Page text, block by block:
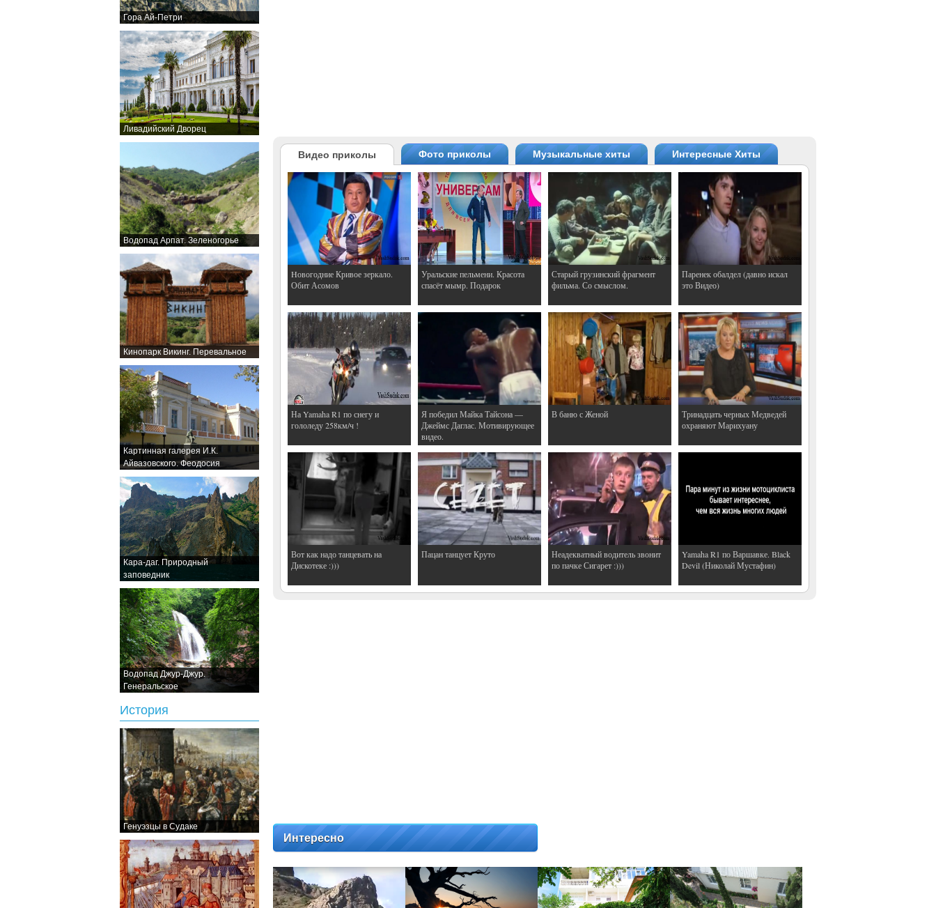
Гора Ай-Петри
Ливадийский Дворец
Водопад Арпат. Зеленогорье
Кинопарк Викинг. Перевальное
Картинная галерея И.К.
Айвазовского. Феодосия
Кара-даг. Природный
заповедник
Водопад Джур-Джур.
Генеральское
История
Генуэзцы в Судаке
Видео приколы Фото приколы Музыкальные хиты Интересные Хиты
Hовогодние Кривое зеркало.
Обит Асомов
Уральские пельмени. Красота
спасёт мымр. Подарок
Старый грузинский фрагмент
фильма. Со смыслом.
Паренек обалдел (давно искал
это Видео)
На Yamaha R1 по снегу и
гололеду 258км/ч !
Я победил Майка Тайсона —
Джеймс Даглас. Мотивирующее
видео.
В баню с Женой
Тринадцать черных Медведей
охраняют Марихуану
Вот как надо танцевать на
Дискотеке :)))
Пацан танцует Круто
Неадекватный водитель звонит
по пачке Сигарет :)))
Yamaha R1 по Варшавке. Black
Devil (Николай Мустафин)
Интересно